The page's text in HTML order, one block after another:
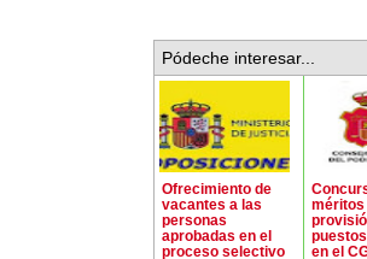
Pódeche interesar...
Ofrecimiento de
vacantes a las
personas
aprobadas en el
proceso selectivo
méritos
en el